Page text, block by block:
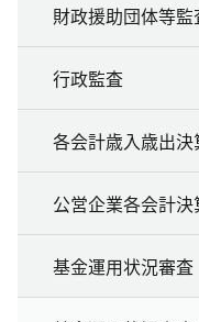
財政援助団体等監
行政監査
各会計歳入歳出決
公営企業各会計
基金運用状況審査